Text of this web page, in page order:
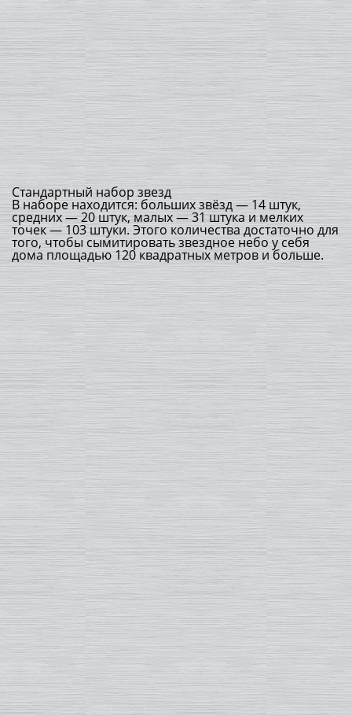
Стандартный набор звезд
В наборе находится: больших звёзд — 14 штук,
средних — 20 штук, малых — 31 штука и мелких
точек — 103 штуки. Этого количества достаточно для
того, чтобы сымитировать звездное небо у себя
дома площадью 120 квадратных метров и больше.